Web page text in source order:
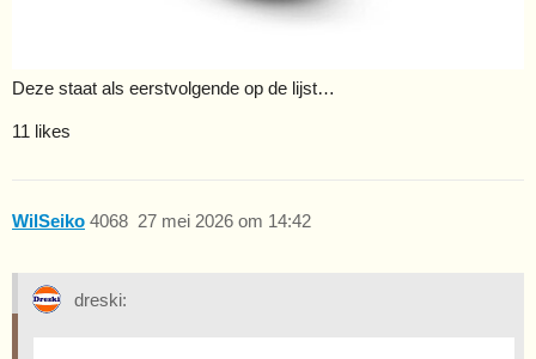
Deze staat als eerstvolgende op de lijst…
11 likes
WilSeiko 27 mei 2026 om 14:42
4068
dreski: